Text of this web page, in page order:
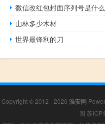
微信改红包封面序列号是什
山林多少木材
世界最锋利的刀
Copyright © 2012 - 2026 淮安网
图 苏ICP